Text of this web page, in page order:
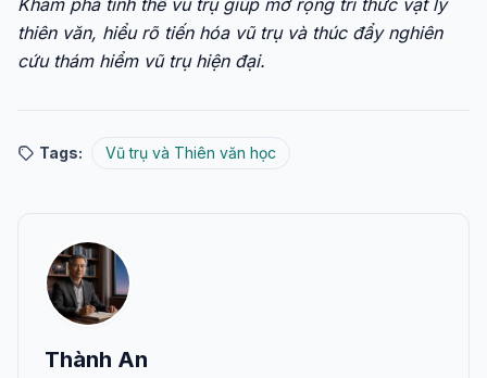
Khám phá tinh thể vũ trụ giúp mở rộng tri thức vật lý
thiên văn, hiểu rõ tiến hóa vũ trụ và thúc đẩy nghiên
cứu thám hiểm vũ trụ hiện đại.
Tags: Vũ trụ và Thiên văn học
Thành An